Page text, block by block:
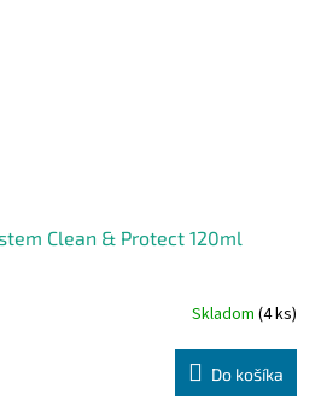
Clean & Protect 120ml
Skladom (4 ks)
Do košíka